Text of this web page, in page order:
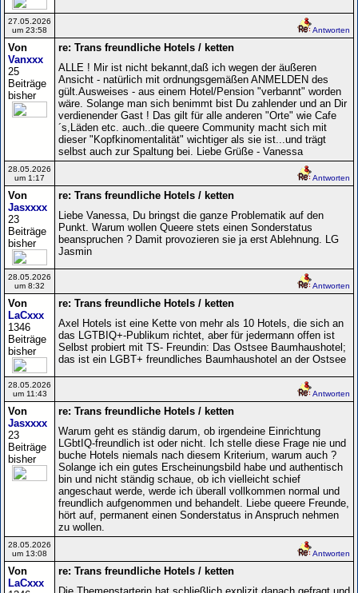
27.05.2026
um 23:58
Antworten
Von
Vanxxx
25
Beiträge
bisher
re: Trans freundliche Hotels / ketten
ALLE ! Mir ist nicht bekannt,daß ich wegen der äußeren
Ansicht - natürlich mit ordnungsgemäßen ANMELDEN des
gült.Ausweises - aus einem Hotel/Pension "verbannt" worden
wäre. Solange man sich benimmt bist Du zahlender und an Dir
verdienender Gast ! Das gilt für alle anderen "Orte" wie Cafe
´s,Läden etc. auch..die queere Community macht sich mit
dieser "Kopfkinomentalität" wichtiger als sie ist...und trägt
selbst auch zur Spaltung bei. Liebe Grüße - Vanessa
28.05.2026
um 1:17
Antworten
Von
Jasxxxx
23
Beiträge
bisher
re: Trans freundliche Hotels / ketten
Liebe Vanessa, Du bringst die ganze Problematik auf den
Punkt. Warum wollen Queere stets einen Sonderstatus
beanspruchen ? Damit provozieren sie ja erst Ablehnung. LG
Jasmin
28.05.2026
um 8:32
Antworten
Von
LaCxxx
1346
Beiträge
bisher
re: Trans freundliche Hotels / ketten
Axel Hotels ist eine Kette von mehr als 10 Hotels, die sich an
das LGTBIQ+-Publikum richtet, aber für jedermann offen ist
Selbst probiert mit TS- Freundin: Das Ostsee Baumhaushotel;
das ist ein LGBT+ freundliches Baumhaushotel an der Ostsee
28.05.2026
um 11:43
Antworten
Von
Jasxxxx
23
Beiträge
bisher
re: Trans freundliche Hotels / ketten
Warum geht es ständig darum, ob irgendeine Einrichtung
LGbtIQ-freundlich ist oder nicht. Ich stelle diese Frage nie und
buche Hotels niemals nach diesem Kriterium, warum auch ?
Solange ich ein gutes Erscheinungsbild habe und authentisch
bin und nicht ständig schaue, ob ich vielleicht schief
angeschaut werde, werde ich überall vollkommen normal und
freundlich aufgenommen und behandelt. Liebe queere Freunde,
hört auf, permanent einen Sonderstatus in Anspruch nehmen
zu wollen.
28.05.2026
um 13:08
Antworten
Von
LaCxxx
re: Trans freundliche Hotels / ketten